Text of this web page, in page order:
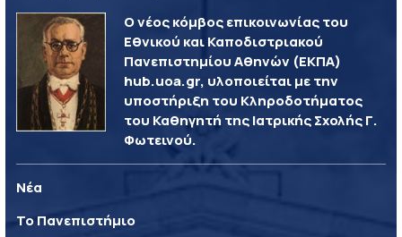
Ο νέος κόμβος επικοινωνίας του
Εθνικού και Καποδιστριακού
Πανεπιστημίου Αθηνών (ΕΚΠΑ)
hub.uoa.gr, υλοποιείται με την
υποστήριξη του Κληροδοτήματος
του Καθηγητή της Ιατρικής Σχολής Γ.
Φωτεινού.
Νέα
Το Πανεπιστήμιο